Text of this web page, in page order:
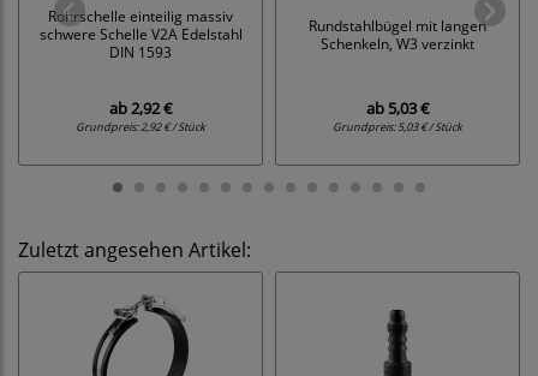
Rohrschelle einteilig massiv
schwere Schelle V2A Edelstahl
DIN 1593
ab2,92 €
Grundpreis:2,92 € / Stück
Rundstahlbügel mit langen
Schenkeln, W3 verzinkt
ab5,03 €
Grundpreis:5,03 € / Stück
Zuletzt angesehen Artikel: